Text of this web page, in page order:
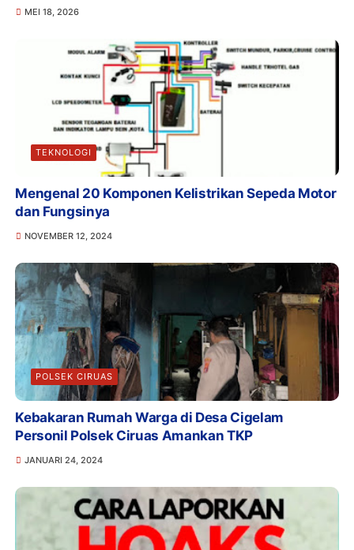
MEI 18, 2026
TEKNOLOGI
Mengenal 20 Komponen Kelistrikan Sepeda Motor
dan Fungsinya
NOVEMBER 12, 2024
POLSEK CIRUAS
Kebakaran Rumah Warga di Desa Cigelam
Personil Polsek Ciruas Amankan TKP
JANUARI 24, 2024